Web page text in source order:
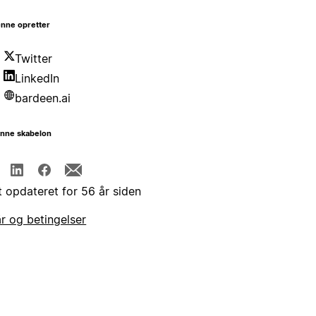
opretter
Twitter
LinkedIn
bardeen.ai
skabelon
opdateret for 56 år siden
og betingelser